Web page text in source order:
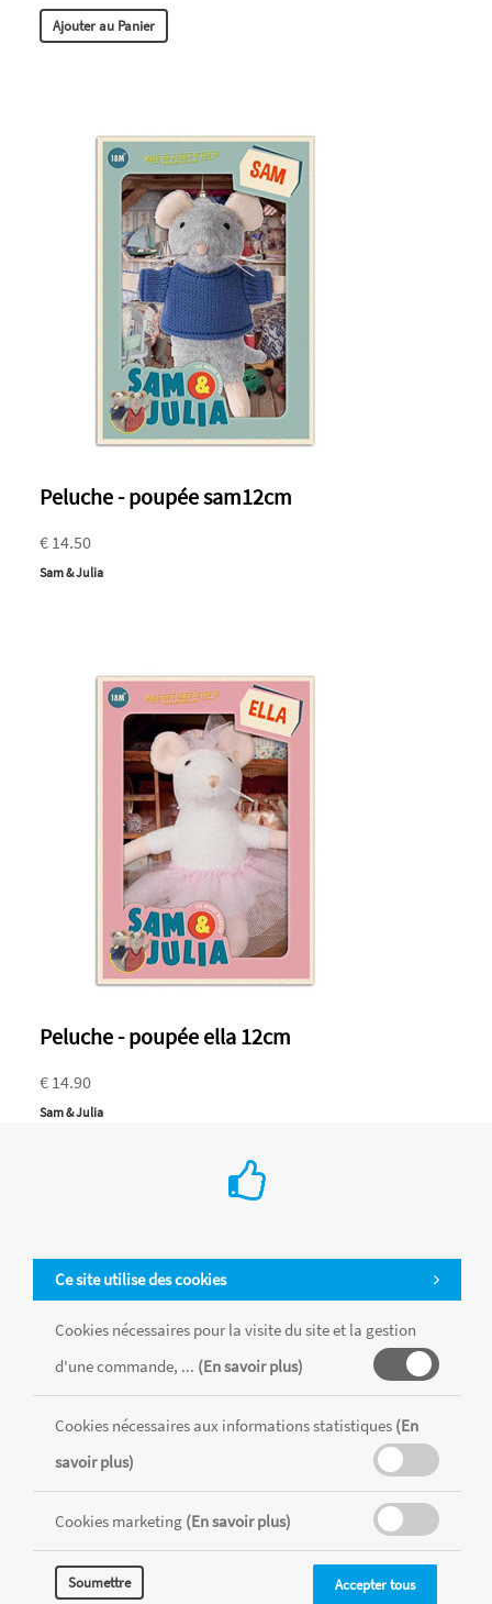
Ajouter au Panier
Peluche - poupée sam12cm
€ 14.50
Sam & Julia
Peluche - poupée ella 12cm
€ 14.90
Sam & Julia
Ce site utilise des cookies
Cookies nécessaires pour la visite du site et la gestion
d'une commande, ... (En savoir plus)
Cookies nécessaires aux informations statistiques (En
savoir plus)
Cookies marketing (En savoir plus)
Soumettre Accepter tous